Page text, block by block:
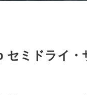
セミドライ・